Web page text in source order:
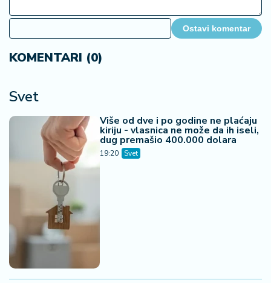
Ostavi komentar
KOMENTARI (0)
Svet
Više od dve i po godine ne plaćaju
kiriju - vlasnica ne može da ih iseli,
dug premašio 400.000 dolara
19:20 Svet